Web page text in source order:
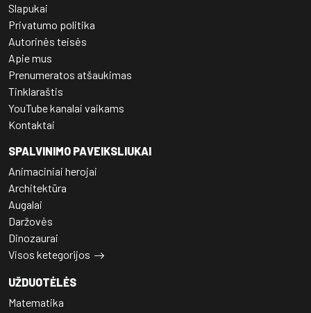
Slapukai
Privatumo politika
Autorinės teisės
Apie mus
Prenumeratos atšaukimas
Tinklaraštis
YouTube kanalai vaikams
Kontaktai
SPALVINIMO PAVEIKSLIUKAI
Animaciniai herojai
Architektūra
Augalai
Daržovės
Dinozaurai
Visos ketegorijos
UŽDUOTĖLĖS
Matematika